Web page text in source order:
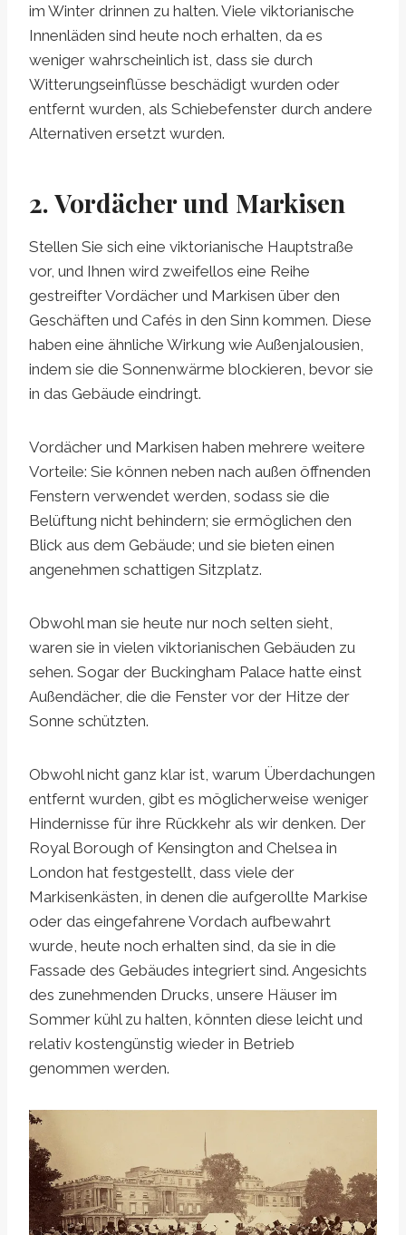
im Winter drinnen zu halten. Viele viktorianische
Innenläden sind heute noch erhalten, da es
weniger wahrscheinlich ist, dass sie durch
Witterungseinflüsse beschädigt wurden oder
entfernt wurden, als Schiebefenster durch andere
Alternativen ersetzt wurden.
2. Vordächer und Markisen
Stellen Sie sich eine viktorianische Hauptstraße
vor, und Ihnen wird zweifellos eine Reihe
gestreifter Vordächer und Markisen über den
Geschäften und Cafés in den Sinn kommen. Diese
haben eine ähnliche Wirkung wie Außenjalousien,
indem sie die Sonnenwärme blockieren, bevor sie
in das Gebäude eindringt.
Vordächer und Markisen haben mehrere weitere
Vorteile: Sie können neben nach außen öffnenden
Fenstern verwendet werden, sodass sie die
Belüftung nicht behindern; sie ermöglichen den
Blick aus dem Gebäude; und sie bieten einen
angenehmen schattigen Sitzplatz.
Obwohl man sie heute nur noch selten sieht,
waren sie in vielen viktorianischen Gebäuden zu
sehen. Sogar der Buckingham Palace hatte einst
Außendächer, die die Fenster vor der Hitze der
Sonne schützten.
Obwohl nicht ganz klar ist, warum Überdachungen
entfernt wurden, gibt es möglicherweise weniger
Hindernisse für ihre Rückkehr als wir denken. Der
Royal Borough of Kensington and Chelsea in
London hat festgestellt, dass viele der
Markisenkästen, in denen die aufgerollte Markise
oder das eingefahrene Vordach aufbewahrt
wurde, heute noch erhalten sind, da sie in die
Fassade des Gebäudes integriert sind. Angesichts
des zunehmenden Drucks, unsere Häuser im
Sommer kühl zu halten, könnten diese leicht und
relativ kostengünstig wieder in Betrieb
genommen werden.